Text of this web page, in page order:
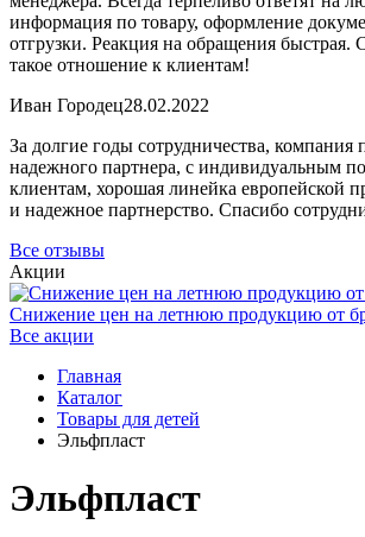
информация по товару, оформление
отгрузки. Реакция на обращения быстрая.
такое отношение к клиентам!
Иван Городец28.02.2022
За долгие годы сотрудничества, компания
надежного партнера, с индивидуальным
клиентам, хорошая линейка европейской
и надежное партнерство. Спасибо
Все отзывы
Акции
Снижение цен на летнюю продукцию от
Все акции
Главная
Каталог
Товары для детей
Эльфпласт
Эльфпласт